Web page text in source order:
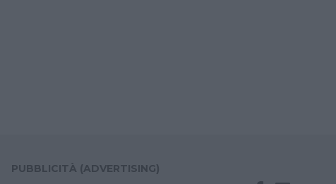
PUBBLICITÀ (ADVERTISING)